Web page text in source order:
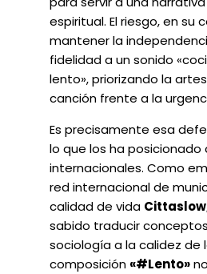
espiritual. El riesgo, en su
mantener la
fidelidad a un sonido
lento», priorizando la
canción frente a la
Es precisamente esa
lo que los ha
internacionales. Como
red internacional de
calidad de vida
sabido traducir
sociología a la calidez de
composición«#Lento»